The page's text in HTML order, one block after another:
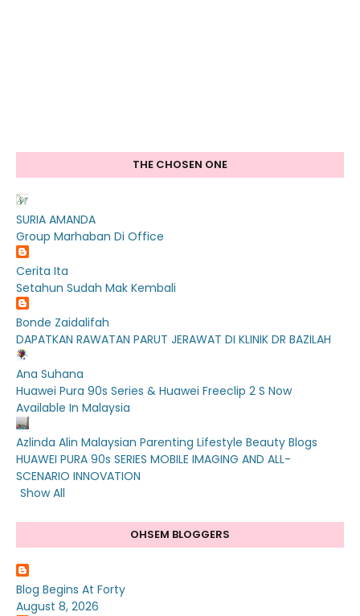
THE CHOSEN ONE
SURIA AMANDA
Group Marhaban Di Office
Cerita Ita
Setahun Sudah Mak Kembali
Bonde Zaidalifah
DAPATKAN RAWATAN PARUT JERAWAT DI KLINIK DR BAZILAH
Ana Suhana
Huawei Pura 90s Series & Huawei Freeclip 2 S Now
Available In Malaysia
Azlinda Alin Malaysian Parenting Lifestyle Beauty Blogs
HUAWEI PURA 90s SERIES MOBILE IMAGING AND ALL-
SCENARIO INNOVATION
Show All
OHSEM BLOGGERS
Blog Begins At Forty
August 8, 2026